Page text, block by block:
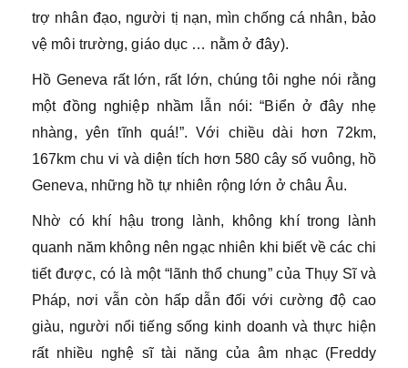
trợ nhân đạo, người tị nạn, mìn chống cá nhân, bảo
vệ môi trường, giáo dục … nằm ở đây).
Hồ Geneva rất lớn, rất lớn, chúng tôi nghe nói rằng
một đồng nghiệp nhầm lẫn nói: “Biển ở đây nhẹ
nhàng, yên tĩnh quá!”. Với chiều dài hơn 72km,
167km chu vi và diện tích hơn 580 cây số vuông, hồ
Geneva, những hồ tự nhiên rộng lớn ở châu Âu.
Nhờ có khí hậu trong lành, không khí trong lành
quanh năm không nên ngạc nhiên khi biết về các chi
tiết được, có là một “lãnh thổ chung” của Thụy Sĩ và
Pháp, nơi vẫn còn hấp dẫn đối với cường độ cao
giàu, người nổi tiếng sống kinh doanh và thực hiện
rất nhiều nghệ sĩ tài năng của âm nhạc (Freddy